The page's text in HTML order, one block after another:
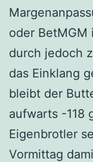
oder BetMGM
durch jedoch
das Einklang
bleibt der
aufwarts -118
Eigenbrotler
Vormittag